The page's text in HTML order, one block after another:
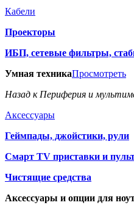
Кабели
Проекторы
ИБП, сетевые фильтры,
Умная техникаПросмотреть
Назад к Периферия и
Аксессуары
Геймпады, джойстики, рули
Смарт TV приставки и
Чистящие средства
Аксессуары и опции для